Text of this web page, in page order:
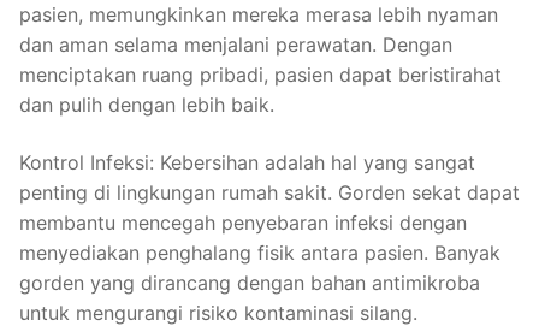
pasien, memungkinkan mereka merasa lebih nyaman
dan aman selama menjalani perawatan. Dengan
menciptakan ruang pribadi, pasien dapat beristirahat
dan pulih dengan lebih baik.
Kontrol Infeksi: Kebersihan adalah hal yang sangat
penting di lingkungan rumah sakit. Gorden sekat dapat
membantu mencegah penyebaran infeksi dengan
menyediakan penghalang fisik antara pasien. Banyak
gorden yang dirancang dengan bahan antimikroba
untuk mengurangi risiko kontaminasi silang.